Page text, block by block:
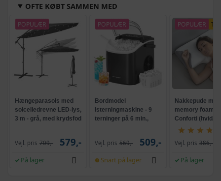
OFTE KØBT SAMMEN MED
POPULÆR
Hængeparasols med
solcelledrevne LED-lys,
3 m - grå, med krydsfod
Vejl. pris 709,- 579,-
På lager
POPULÆR
Bordmodel
isterningmaskine - 9
terninger på 6 min.,
Vejl. pris 569,- 509,-
Snart på lager
POPULÆR
Nakkepude med
memory foam -
Conforti (hvid/
Vejl. pris 386,-
På lager